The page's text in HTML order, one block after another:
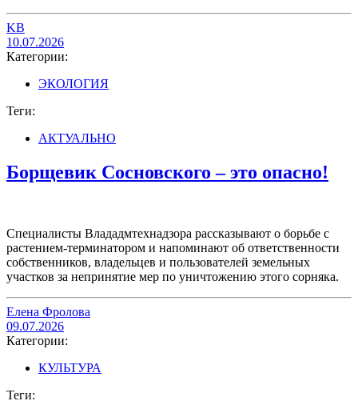
KB
10.07.2026
Категории:
ЭКОЛОГИЯ
Теги:
АКТУАЛЬНО
Борщевик Сосновского – это опасно!
Специалисты Влададмтехнадзора рассказывают о борьбе с
растением-терминатором и напоминают об ответственности
собственников, владельцев и пользователей земельных
участков за непринятие мер по уничтожению этого сорняка.
Елена Фролова
09.07.2026
Категории:
КУЛЬТУРА
Теги: